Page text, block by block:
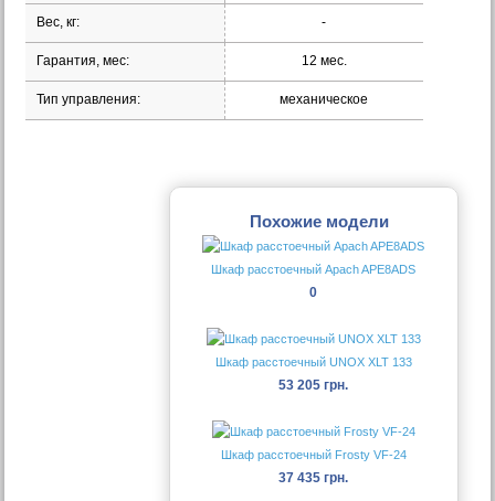
Вес, кг: -
Гарантия, мес: 12 мес.
Тип управления: механическое
Похожие модели
Шкаф расстоечный Apach APE8ADS
0
Шкаф расстоечный UNOX XLT 133
53 205 грн.
Шкаф расстоечный Frosty VF-24
37 435 грн.